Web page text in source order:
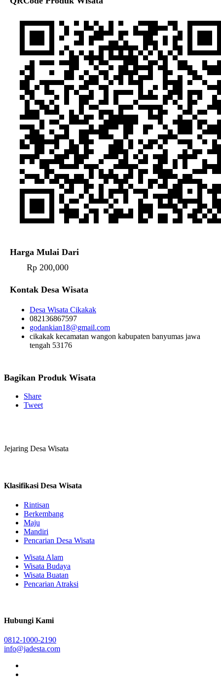
Harga Mulai Dari
Rp 200,000
Kontak Desa Wisata
Desa Wisata Cikakak
082136867597
godankian18@gmail.com
cikakak kecamatan wangon kabupaten banyumas jawa
tengah 53176
Bagikan Produk Wisata
Share
Tweet
Jejaring Desa Wisata
Klasifikasi Desa Wisata
Rintisan
Berkembang
Maju
Mandiri
Pencarian Desa Wisata
Wisata Alam
Wisata Budaya
Wisata Buatan
Pencarian Atraksi
Hubungi Kami
0812-1000-2190
info@jadesta.com